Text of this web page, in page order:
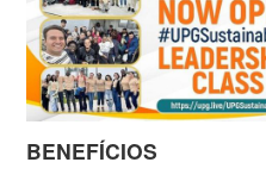
BENEFÍCIOS